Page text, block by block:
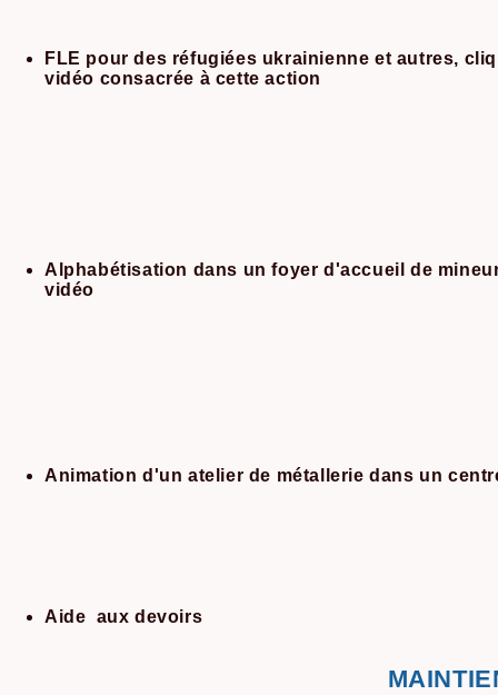
FLE pour des réfugiées ukrainienne et autres,
vidéo consacrée à cette action
Alphabétisation dans un foyer d'accueil de
vidéo
Animation d'un atelier de métallerie dans un
Aide aux devoirs